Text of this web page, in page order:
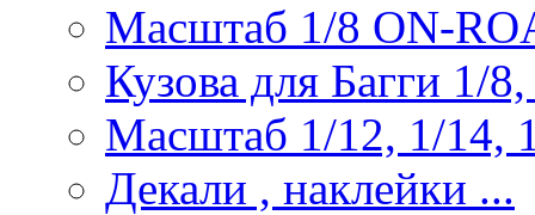
Масштаб 1/8 ON-
Кузова для Багги 1/
Масштаб 1/12, 1/14,
Декали , наклейки ...